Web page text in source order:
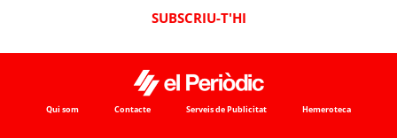
SUBSCRIU-T'HI
Qui som Contacte Serveis de Publicitat Hemeroteca